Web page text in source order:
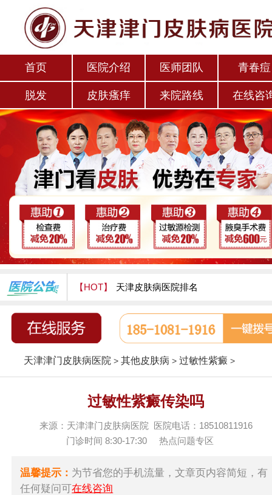
首页 医院介绍 医师团队 青春痘
脱发 皮肤瘙痒 来院路线 在线咨
【HOT】 天津皮肤病医院排名
天津津门皮肤病医院怎么样
天津津门皮肤病医院 > 其他皮肤病 > 过敏性紫癜 >
过敏性紫癜传染吗
来源：天津津门皮肤病医院 医院电话：18510811916
门诊时间 8:30-17:30
热点问题专区
温馨提示： 为节省您的手机流量，文章页内容简短，有
任何疑问可在线咨询